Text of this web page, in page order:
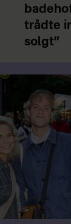
trådte
solgt”